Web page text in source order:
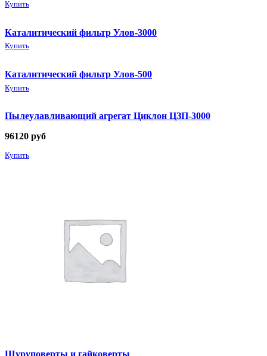
Купить
Каталитический фильтр Улов-3000
Купить
Каталитический фильтр Улов-500
Купить
Пылеулавливающий агрегат Циклон ЦЗП-3000
96120 руб
Купить